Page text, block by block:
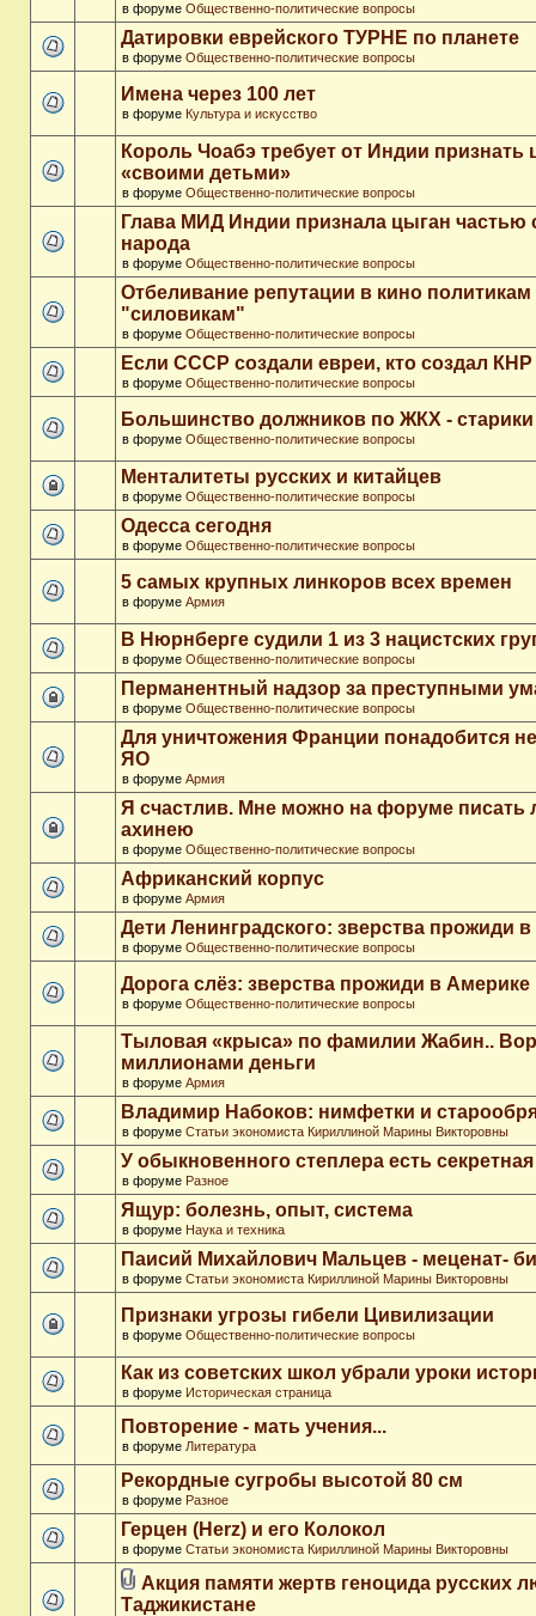
в форуме Общественно-политические вопросы
Датировки еврейского ТУРНЕ по планете
в форуме Общественно-политические вопросы
Имена через 100 лет
в форуме Культура и искусство
Король Чоабэ требует от Индии признать
«своими детьми»
в форуме Общественно-политические вопросы
Глава МИД Индии признала цыган частью
народа
в форуме Общественно-политические вопросы
Отбеливание репутации в кино политикам
"силовикам"
в форуме Общественно-политические вопросы
Если СССР создали евреи, кто создал
в форуме Общественно-политические вопросы
Большинство должников по ЖКХ - старики
в форуме Общественно-политические вопросы
Менталитеты русских и китайцев
в форуме Общественно-политические вопросы
Одесса сегодня
в форуме Общественно-политические вопросы
5 самых крупных линкоров всех времен
в форуме Армия
В Нюрнберге судили 1 из 3 нацистских
в форуме Общественно-политические вопросы
Перманентный надзор за преступными
в форуме Общественно-политические вопросы
Для уничтожения Франции понадобится
ЯО
в форуме Армия
Я счастлив. Мне можно на форуме
ахинею
в форуме Общественно-политические вопросы
Африканский корпус
в форуме Армия
Дети Ленинградского: зверства прожиди
в форуме Общественно-политические вопросы
Дорога слёз: зверства прожиди в Америке
в форуме Общественно-политические вопросы
Тыловая «крыса» по фамилии Жабин..
миллионами деньги
в форуме Армия
Владимир Набоков: нимфетки и
в форуме Статьи экономиста Кириллиной Марины Викторовны
У обыкновенного степлера есть
в форуме Разное
Ящур: болезнь, опыт, система
в форуме Наука и техника
Паисий Михайлович Мальцев - меценат-
в форуме Статьи экономиста Кириллиной Марины Викторовны
Признаки угрозы гибели Цивилизации
в форуме Общественно-политические вопросы
Как из советских школ убрали уроки
в форуме Историческая страница
Повторение - мать учения...
в форуме Литература
Рекордные сугробы высотой 80 см
в форуме Разное
Герцен (Herz) и его Колокол
в форуме Статьи экономиста Кириллиной Марины Викторовны
Акция памяти жертв геноцида русских
Таджикистане